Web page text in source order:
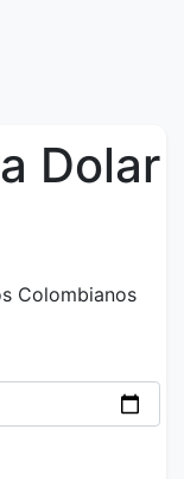
Dolar
Colombianos